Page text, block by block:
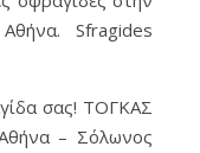
Sfragides
σας! ΤΟΓΚΑΣ
– Σόλωνος